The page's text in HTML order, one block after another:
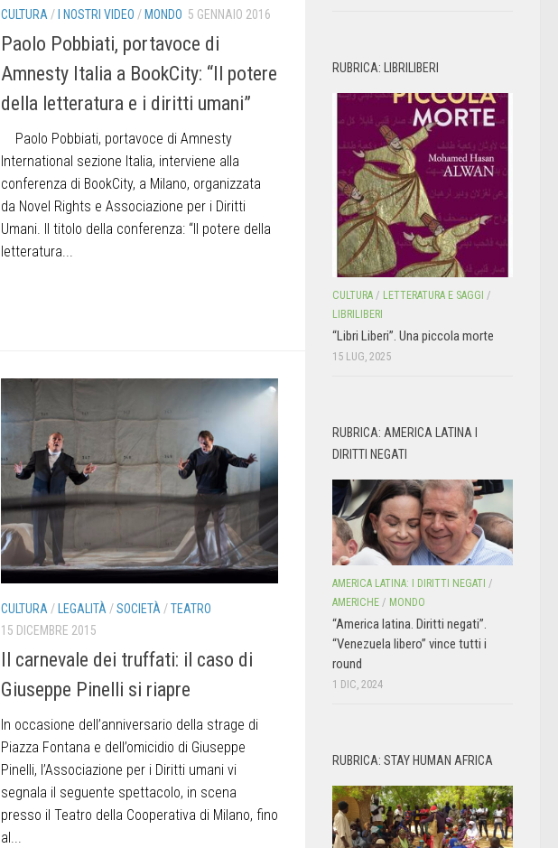
CULTURA / I NOSTRI VIDEO / MONDO 5 GENNAIO 2016
Paolo Pobbiati, portavoce di
Amnesty Italia a BookCity: “Il potere
della letteratura e i diritti umani”
Paolo Pobbiati, portavoce di Amnesty
International sezione Italia, interviene alla
conferenza di BookCity, a Milano, organizzata
da Novel Rights e Associazione per i Diritti
Umani. Il titolo della conferenza: “Il potere della
letteratura...
CULTURA / LEGALITÀ /SOCIETÀ /TEATRO
15 DICEMBRE 2015
Il carnevale dei truffati: il caso di
Giuseppe Pinelli si riapre
In occasione dell’anniversario della strage di
Piazza Fontana e dell’omicidio di Giuseppe
Pinelli, l’Associazione per i Diritti umani vi
segnala il seguente spettacolo, in scena
presso il Teatro della Cooperativa di Milano, fino
al...
RUBRICA: LIBRILIBERI
CULTURA / LETTERATURA E SAGGI /
LIBRILIBERI
“Libri Liberi”. Una piccola morte
15 LUG, 2025
RUBRICA: AMERICA LATINA I
DIRITTI NEGATI
AMERICA LATINA: I DIRITTI NEGATI /
AMERICHE / MONDO
“America latina. Diritti negati”.
“Venezuela libero” vince tutti i
round
1 DIC, 2024
RUBRICA: STAY HUMAN AFRICA